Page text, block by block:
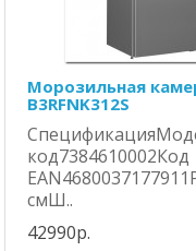
Морозильная
B3RFNK312S
код7384610002Код
смШ..
42990р.